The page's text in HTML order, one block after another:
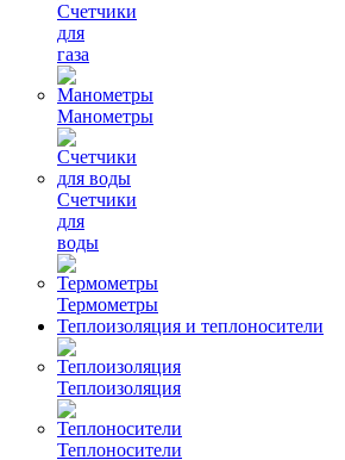
Счетчики
для
газа
Манометры
Счетчики
для
воды
Термометры
Теплоизоляция и теплоносители
Теплоизоляция
Теплоносители